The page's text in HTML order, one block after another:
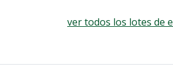
ver todos los lotes de